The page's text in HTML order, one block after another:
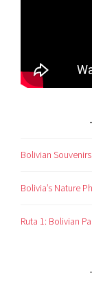
Bolivian
Bolivia’s Nature
Ruta 1: Bolivian